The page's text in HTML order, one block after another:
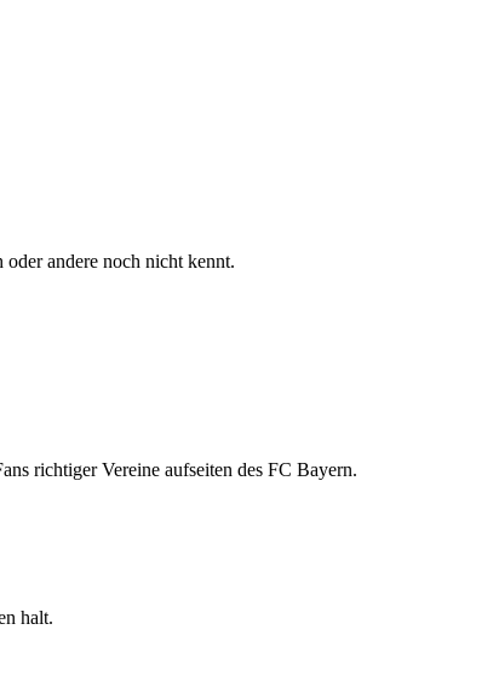
andere noch nicht kennt.
richtiger Vereine aufseiten des FC Bayern.
halt.